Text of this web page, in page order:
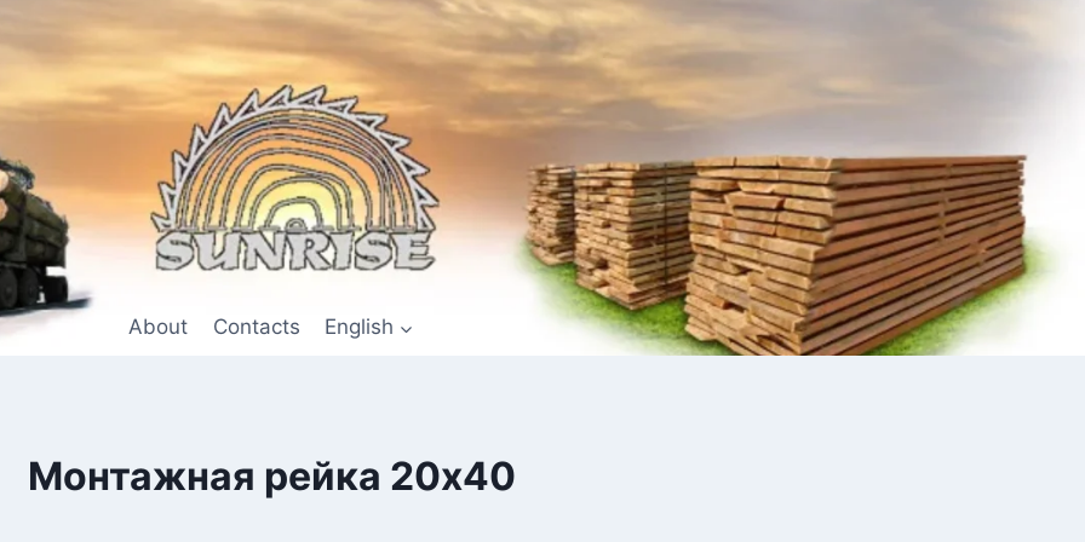
About Contacts English
Монтажная рейка 20х40